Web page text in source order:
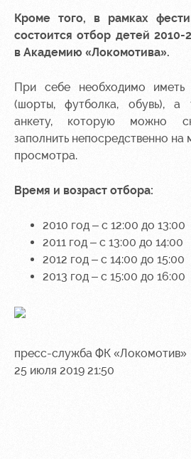
спортом
Парковка
Информация
МГН
Кроме того, в рамках
состоится отбор детей
в Академию «Локомотива».
При себе необходимо
(шорты, футболка, обувь), а
анкету, которую можно
заполнить непосредственно на
просмотра.
Время и возраст отбора:
2010 год – с 12:00 до 13:00
2011 год – с 13:00 до 14:00
2012 год – с 14:00 до 15:00
2013 год – с 15:00 до 16:00
пресс-служба ФК «Локомотив»
25 июля 2019 21:50